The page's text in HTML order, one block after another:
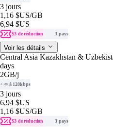
3 jours
1,16 $US/GB
6,94 $US
$3 de réduction 3 pays
Voir les détails
Central Asia Kazakhstan &
days
2GB/j
+ ∞ à 128kbps
3 jours
6,94 $US
1,16 $US/GB
$3 de réduction 3 pays